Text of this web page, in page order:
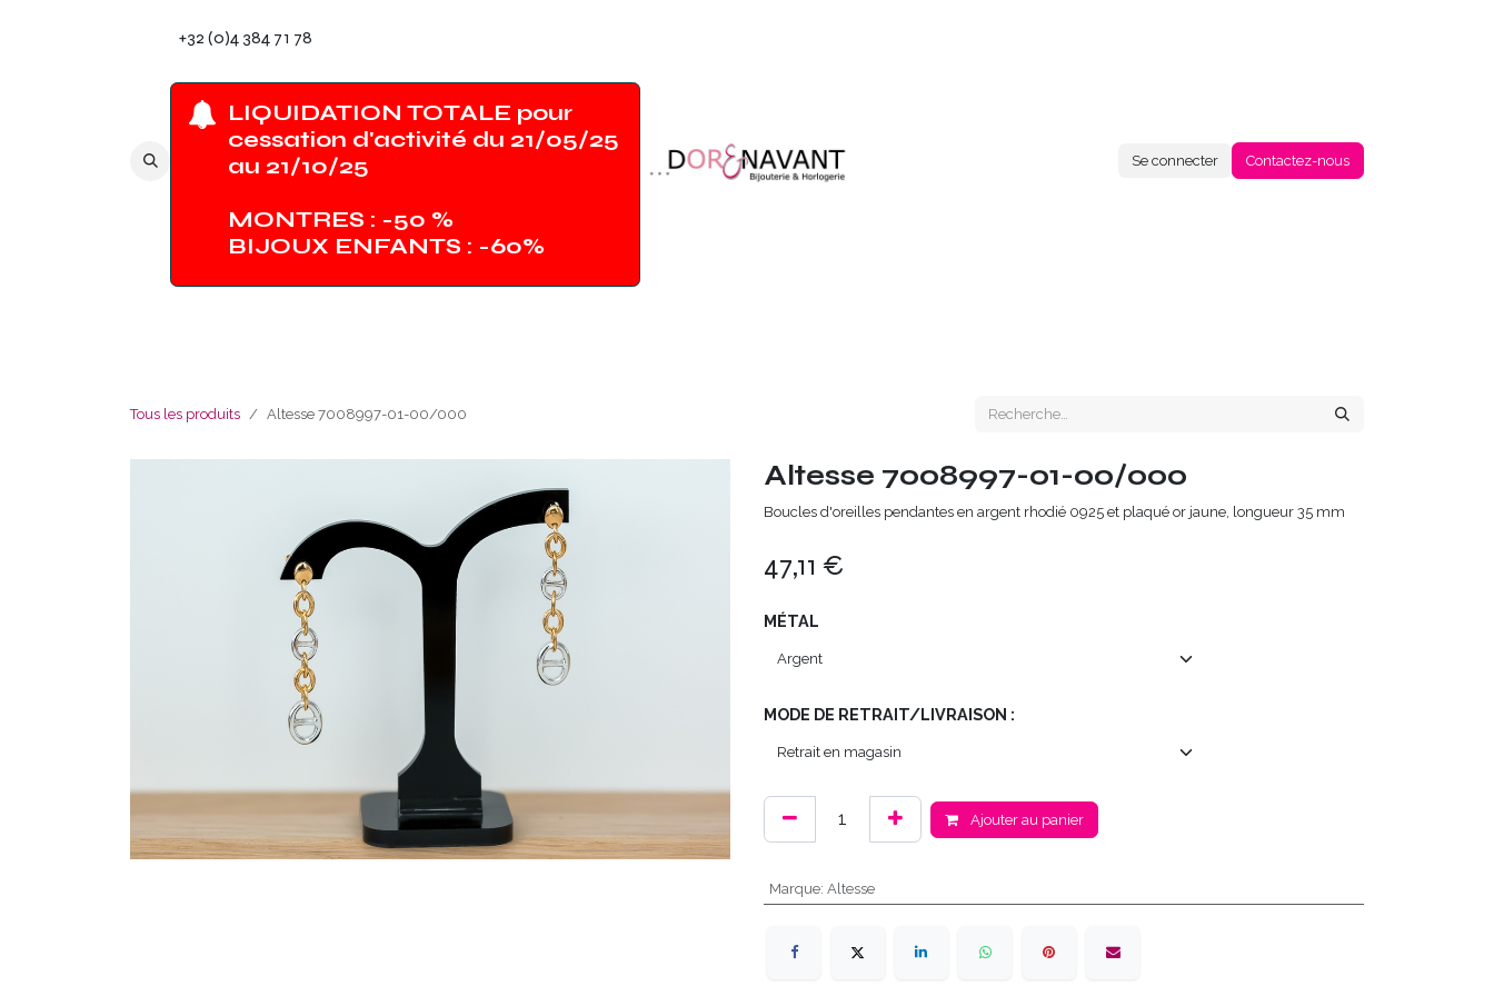
+32 (0)4 384 71 78
LIQUIDATION TOTALE pour
cessation d'activité du 21/05/25
au 21/10/25
MONTRES : -50 %
BIJOUX ENFANTS : -60%
Se connecter Contactez-nous
Tous les produits Altesse 7008997-01-00/000
Altesse 7008997-01-00/000
Boucles d'oreilles pendantes en argent rhodié 0925 et plaqué or jaune, longueur 35 mm
47,11 €
MÉTAL
MODE DE RETRAIT/LIVRAISON :
Ajouter au panier
Marque: Altesse